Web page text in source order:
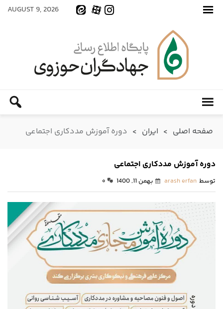
AUGUST 9, 2026
صفحه اصلی > ایران > دوره آموزش مددکاری‌ اجتماعی
دوره آموزش مددکاری‌ اجتماعی
توسط arash erfan بهمن 11, 1400 ۰